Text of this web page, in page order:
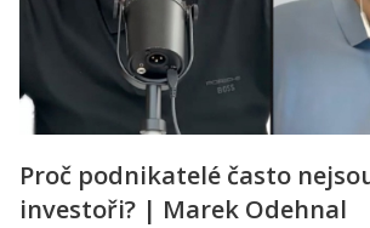
Proč podnikatelé často
investoři? | Marek Odehnal